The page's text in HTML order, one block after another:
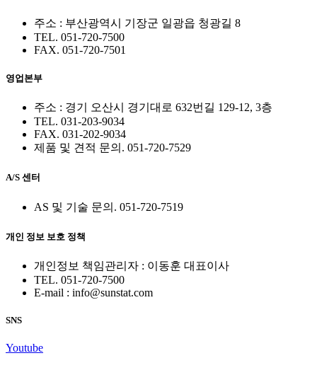
주소 : 부산광역시 기장군 일광읍 청광길 8
TEL. 051-720-7500
FAX. 051-720-7501
영업본부
주소 : 경기 오산시 경기대로 632번길 129-12, 3층
TEL. 031-203-9034
FAX. 031-202-9034
제품 및 견적 문의. 051-720-7529
A/S 센터
AS 및 기술 문의. 051-720-7519
개인 정보 보호 정책
개인정보 책임관리자 : 이동훈 대표이사
TEL. 051-720-7500
E-mail : info@sunstat.com
SNS
Youtube